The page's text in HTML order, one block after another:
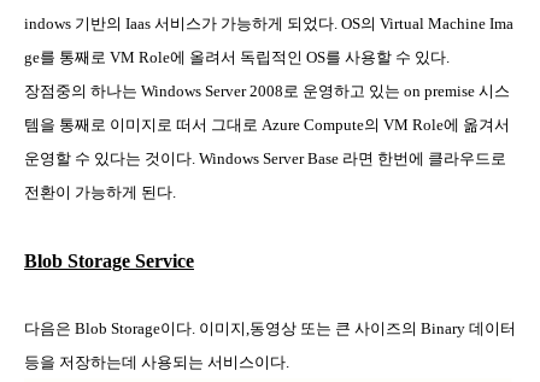
indows 기반의 Iaas 서비스가 가능하게 되었다 . OS의 Virtual Machine Ima
ge를 통째로 VM Role에 올려서 독립적인 OS를 사용할 수 있다
장점중의 하나는 Windows Server 2008 로 운영하고 있는 on premise 시스
템을 통째로 이미지로 떠서 그대로 Azure Compute의 VM Role에 옮겨서
운영할 수 있다는 것이다 . Windows Server Base 라면 한번에 클라우드로
전환이 가능하게 된다
Blob Storage Service
다음은 Blob Storage이다 이미지 동영상 또는 큰 사이즈의 Binary 데이터
등을 저장하는데 사용되는 서비스이다